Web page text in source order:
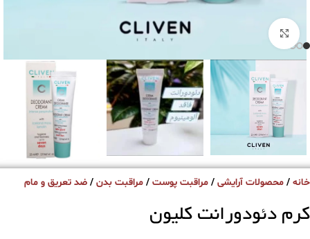
برای بزرگنمایی کلیک کنید
خانه محصولات آرایشی مراقبت پوست مراقبت بدن ضد تعریق و مام
کرم دئودورانت کلیون